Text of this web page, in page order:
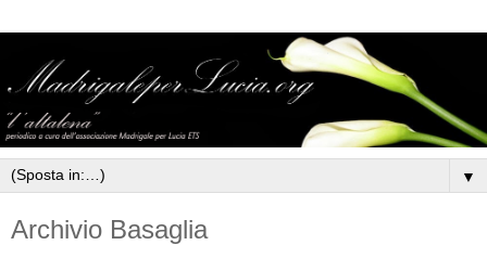
▼
Archivio Basaglia